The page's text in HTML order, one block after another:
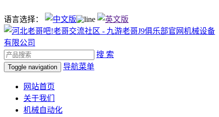
语言选择：
搜 索
Toggle navigation 导航菜单
网站首页
关于我们
机械自动化